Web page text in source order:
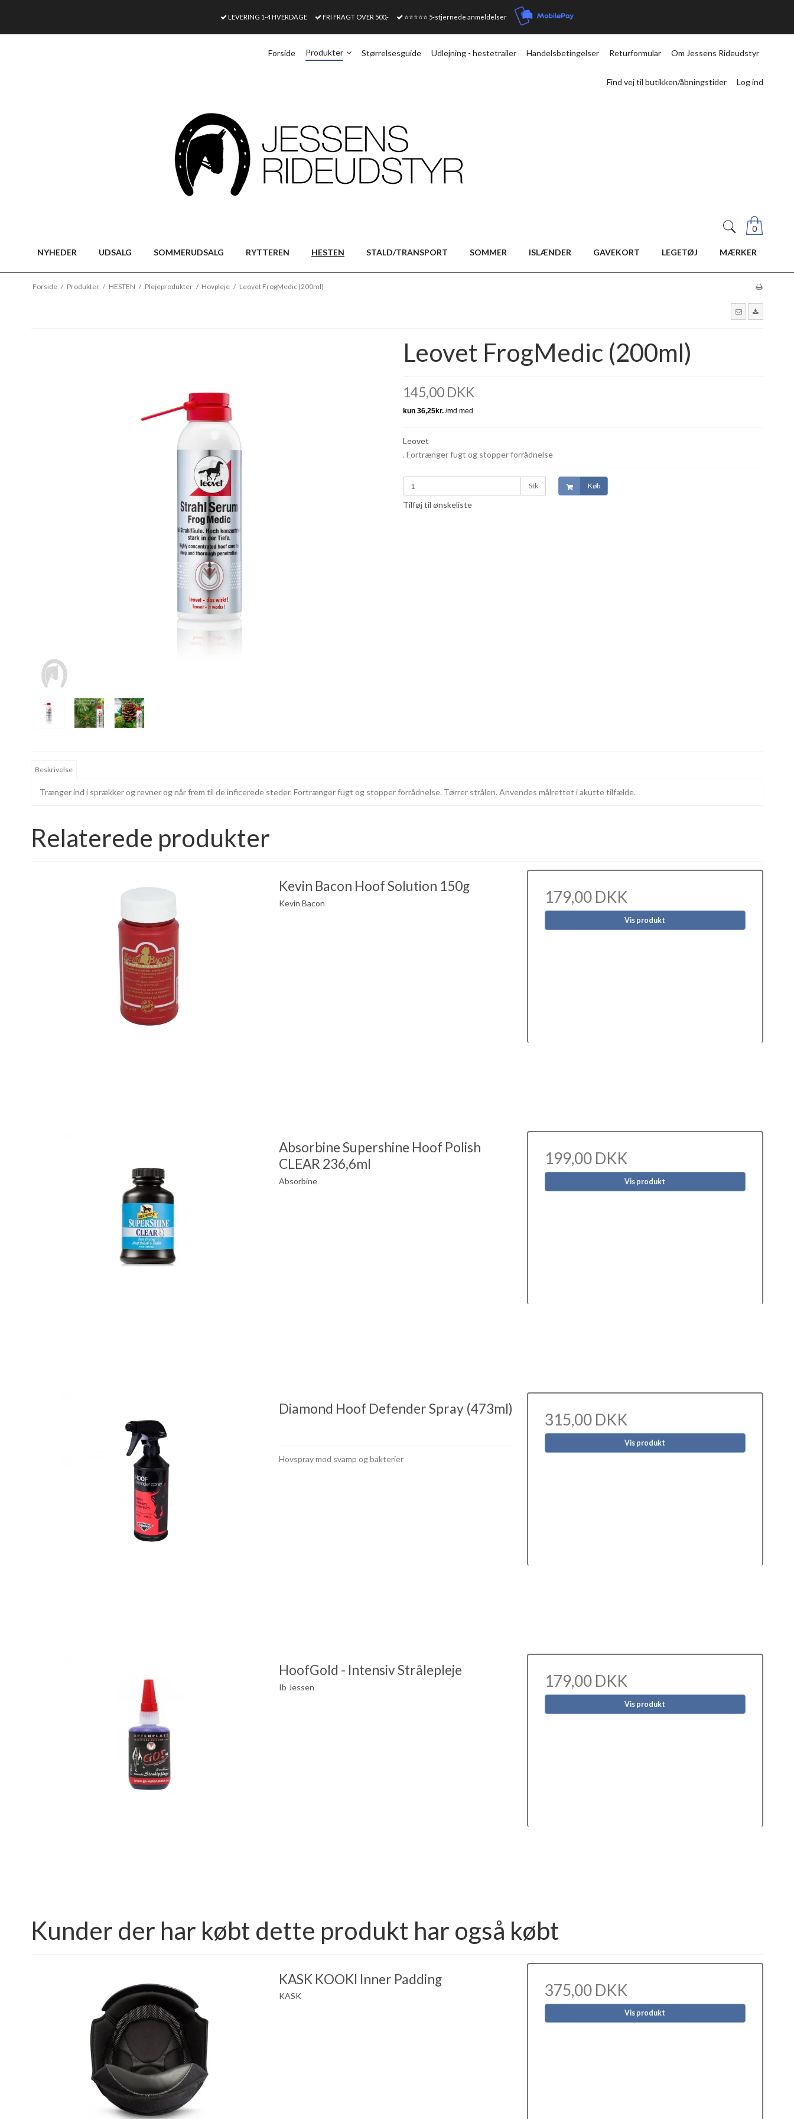
LEVERING 1-4 HVERDAGE FRI FRAGT OVER 500,- ⭐⭐⭐⭐⭐ 5-stjernede anmeldelser
Forside Produkter Størrelsesguide Udlejning - hestetrailer Handelsbetingelser Returformular Om Jessens Rideudstyr
Find vej til butikken/åbningstider Log ind
0
NYHEDER UDSALG SOMMERUDSALG RYTTEREN HESTEN STALD/TRANSPORT SOMMER ISLÆNDER GAVEKORT LEGETØJ MÆRKER
Forside / Produkter / HESTEN / Plejeprodukter / Hovpleje / Leovet FrogMedic (200ml)
Leovet FrogMedic (200ml)
145,00 DKK
Leovet
. Fortrænger fugt og stopper forrådnelse
Stk Køb
Tilføj til ønskeliste
Beskrivelse
Trænger ind i sprækker og revner og når frem til de inficerede steder. Fortrænger fugt og stopper forrådnelse. Tørrer strålen. Anvendes målrettet i akutte tilfælde.
Relaterede produkter
Kevin Bacon Hoof Solution 150g
Kevin Bacon 179,00 DKK
Vis produkt
Absorbine Supershine Hoof Polish
CLEAR 236,6ml
Absorbine
199,00 DKK
Vis produkt
Diamond Hoof Defender Spray (473ml)
Hovspray mod svamp og bakterier
315,00 DKK
Vis produkt
HoofGold - Intensiv Strålepleje
Ib Jessen 179,00 DKK
Vis produkt
Kunder der har købt dette produkt har også købt
KASK KOOKI Inner Padding
KASK 375,00 DKK
Vis produkt